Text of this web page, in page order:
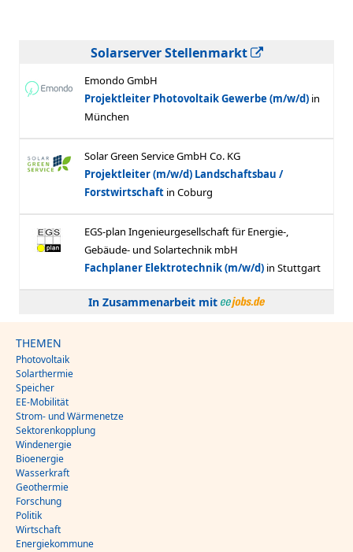
Solarserver Stellenmarkt
In Zusammenarbeit mit
THEMEN
Photovoltaik
Solarthermie
Speicher
EE-Mobilität
Strom- und Wärmenetze
Sektorenkopplung
Windenergie
Bioenergie
Wasserkraft
Geothermie
Forschung
Politik
Wirtschaft
Energiekommune